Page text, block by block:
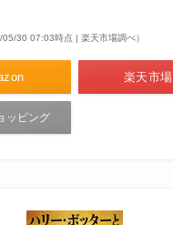
05/30 07:03時点 | 楽天市場調べ）
楽天市場
ッピング